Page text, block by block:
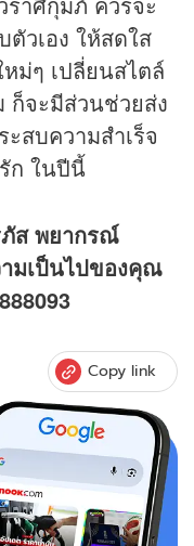
วเอง ให้สดใส
ม่ๆ เปลี่ยนสไตล์
ก็จะมีส่วนช่วยส่ง
สบความสำเร็จ
ก ในปีนี้
ส พยากรณ์
มเป็นไปของคุณ
Copy link